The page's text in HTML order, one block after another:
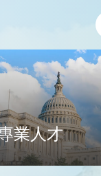
業人才